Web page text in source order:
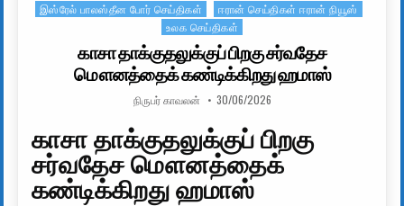
Posted in
இஸ்ரேல் பாலஸ்தீன போர் செய்திகள்
ஈரான் செய்திகள் ஈரான் நியூஸ்
உலக செய்திகள்
காசா தாக்குதலுக்குப் பிறகு சர்வதேச
மௌனத்தைக் கண்டிக்கிறது ஹமாஸ்
AUTHOR:
நிருபர் காவலன் PUBLISHED DATE:
30/06/2026
காசா தாக்குதலுக்குப் பிறகு
சர்வதேச மௌனத்தைக்
கண்டிக்கிறது ஹமாஸ்